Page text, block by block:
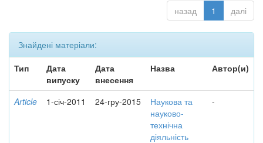
назад 1 далі
Знайдені матеріали:
Тип
Дата
випуску
Дата
внесення
Назва Автор(и)
Article 1-січ-2011 24-гру-2015
Наукова та
науково-
технічна
діяльність
-